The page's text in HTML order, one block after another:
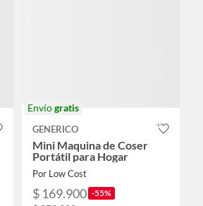
Envíogratis
GENERICO
Mini Maquina de Coser
Portátil para Hogar
Por Low Cost
$ 169.900 -55%